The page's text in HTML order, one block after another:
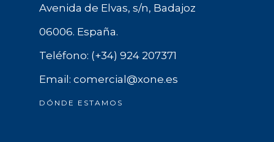
Avenida de Elvas, s/n, Badajoz
06006. España.
Teléfono: (+34) 924 207371
Email: comercial@xone.es
DÓNDE ESTAMOS